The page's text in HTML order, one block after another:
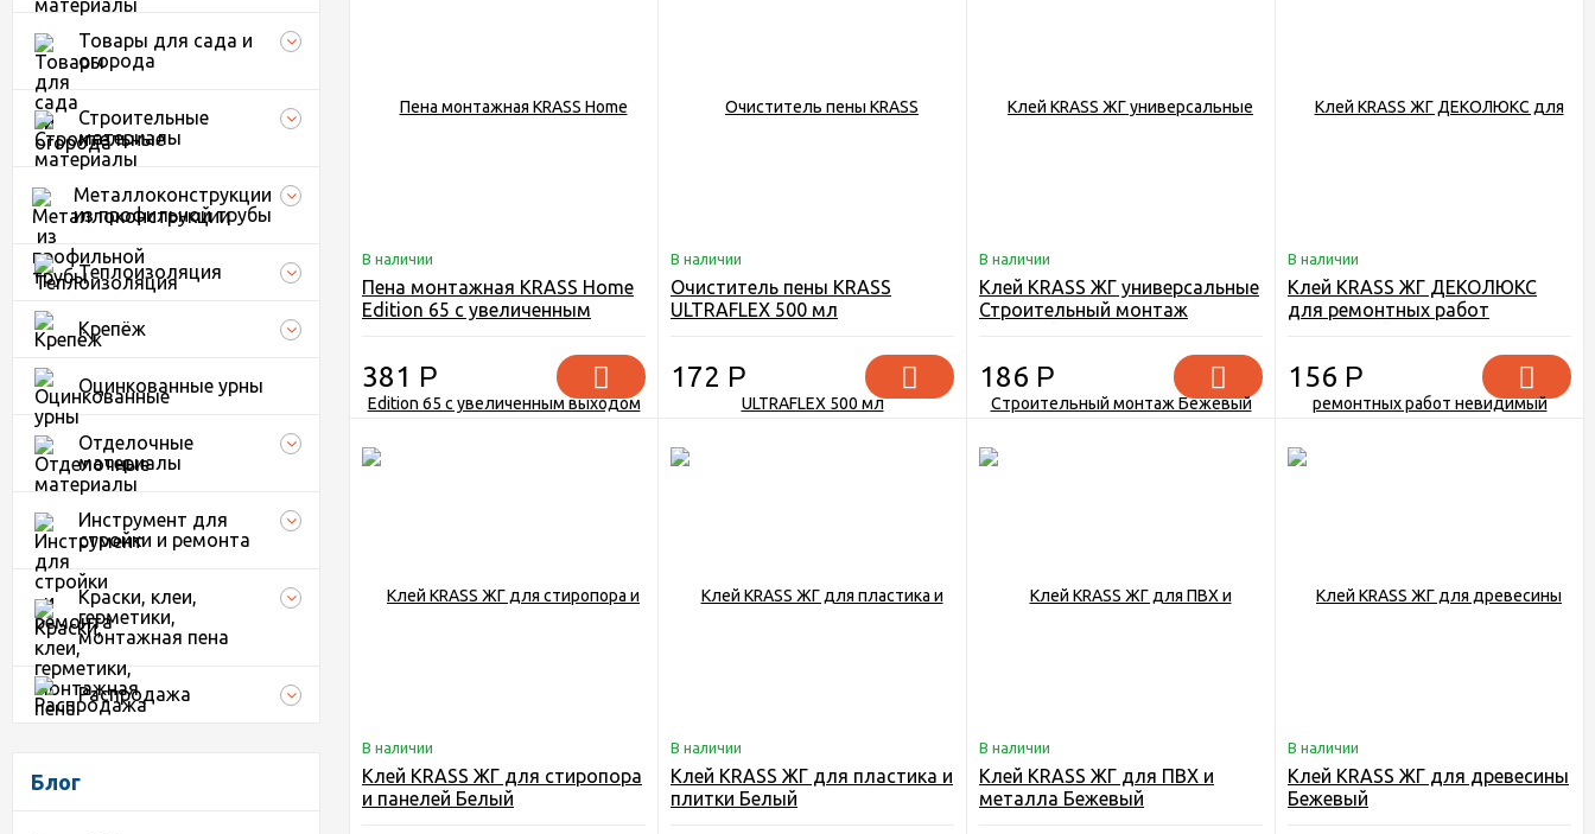
Товары для сада и
огорода
Строительные
материалы
Металлоконструкции
из профильной трубы
Теплоизоляция
Крепёж
Оцинкованные урны
Отделочные
материалы
Инструмент для
стройки и ремонта
Краски, клеи,
герметики,
монтажная пена
Распродажа
Блог
В наличии
Пена монтажная KRASS Home
Edition 65 с увеличенным
381 Р
В наличии
Очиститель пены KRASS
ULTRAFLEX 500 мл
172 Р
В наличии
Клей KRASS ЖГ универсальные
Строительный монтаж
186 Р
В наличии
Клей KRASS ЖГ ДЕКОЛЮКС
для ремонтных работ
156 Р
В наличии
Клей KRASS ЖГ для стиропора
и панелей Белый
В наличии
Клей KRASS ЖГ для пластика и
плитки Белый
В наличии
Клей KRASS ЖГ для ПВХ и
металла Бежевый
В наличии
Клей KRASS ЖГ для древесины
Бежевый